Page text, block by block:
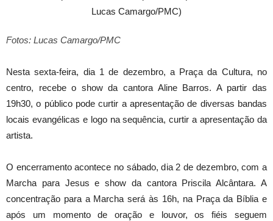
Fotos: Lucas Camargo/PMC
Nesta sexta-feira, dia 1 de dezembro, a Praça da Cultura, no
centro, recebe o show da cantora Aline Barros. A partir das
19h30, o público pode curtir a apresentação de diversas bandas
locais evangélicas e logo na sequência, curtir a apresentação da
artista.
O encerramento acontece no sábado, dia 2 de dezembro, com a
Marcha para Jesus e show da cantora Priscila Alcântara. A
concentração para a Marcha será às 16h, na Praça da Bíblia e
após um momento de oração e louvor, os fiéis seguem